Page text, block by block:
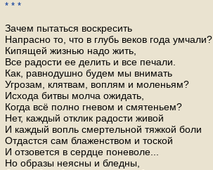
* * *
Зачем пытаться воскресить
Напрасно то, что в глубь веков года умчали?
Кипящей жизнью надо жить,
Все радости ее делить и все печали.
Как, равнодушно будем мы внимать
Угрозам, клятвам, воплям и моленьям?
Исхода битвы молча ожидать,
Когда всё полно гневом и смятеньем?
Нет, каждый отклик радости живой
И каждый вопль смертельной тяжкой боли
Отдастся сам блаженством и тоской
И отзовется в сердце поневоле...
Но образы неясны и бледны,